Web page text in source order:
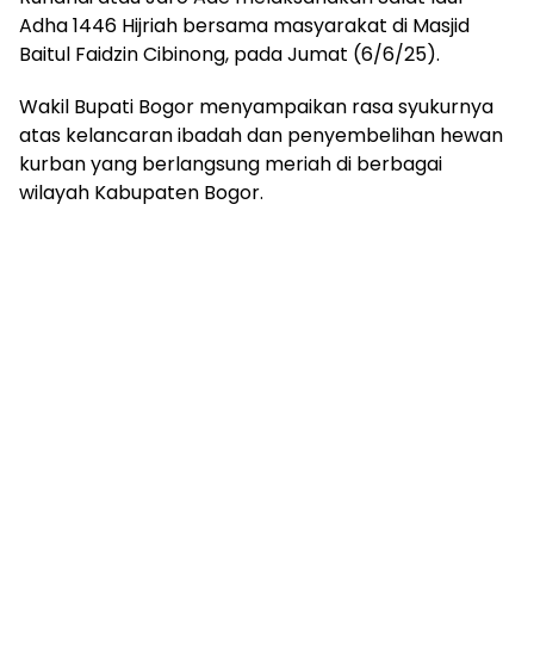
Adha 1446 Hijriah bersama masyarakat di Masjid
Baitul Faidzin Cibinong, pada Jumat (6/6/25).
Wakil Bupati Bogor menyampaikan rasa syukurnya
atas kelancaran ibadah dan penyembelihan hewan
kurban yang berlangsung meriah di berbagai
wilayah Kabupaten Bogor.